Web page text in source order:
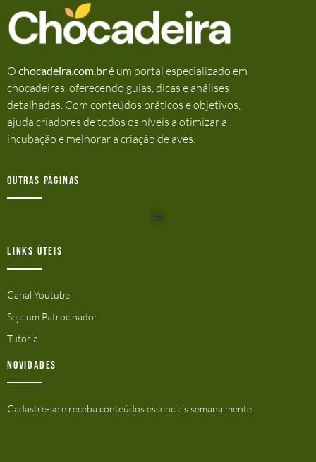
O chocadeira.com.bré um portal especializado em
chocadeiras, oferecendo guias, dicas e análises
detalhadas. Com conteúdos práticos e objetivos,
ajuda criadores de todos os níveis a otimizar a
incubação e melhorar a criação de aves.
Outras Páginas
Links ùteis
Canal Youtube
Seja um Patrocinador
Tutorial
Novidades
Cadastre-se e receba conteúdos essenciais semanalmente.